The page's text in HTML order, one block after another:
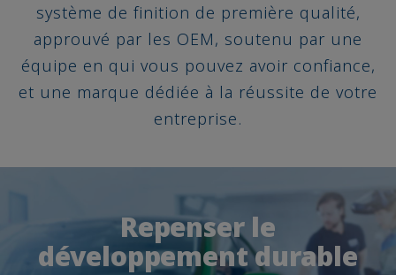
système de finition de première qualité,
approuvé par les OEM, soutenu par une
équipe en qui vous pouvez avoir confiance,
et une marque dédiée à la réussite de votre
entreprise.
Repenser le
développement durable